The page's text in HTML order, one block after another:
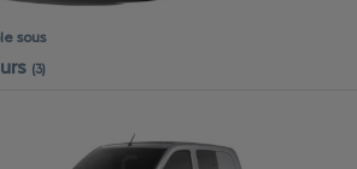
sous
(3)